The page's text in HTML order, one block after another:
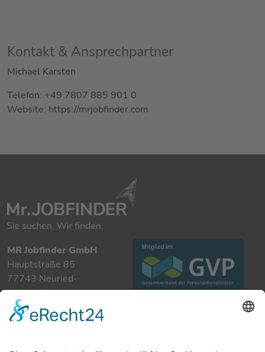
Kontakt & Ansprechpartner
Michael Karsten
Telefon: +49 7807 885 901 0
Website: https://mrjobfinder.com
MR Jobfinder GmbH
Hauptstraße 85
77743 Neuried-
Ichenheim
+49 7807 885 901 0
info@mrjobfinder.com